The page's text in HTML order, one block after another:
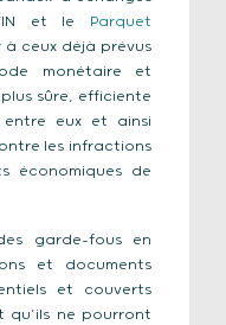
et le Parquet
à ceux déjà prévus
monétaire et
sûre, efficiente
eux et ainsi
les infractions
économiques de
garde-fous en
et documents
et couverts
qu’ils ne pourront